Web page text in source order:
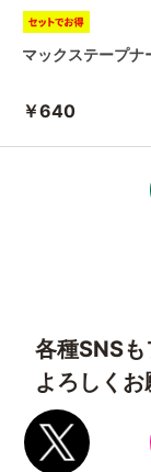
マックステープナ
￥640
各種SNS
よろしくお